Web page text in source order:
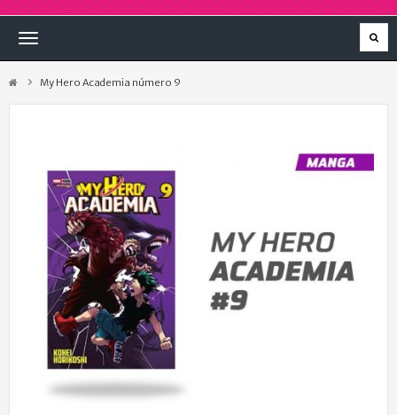
Navegación
My Hero Academia número 9